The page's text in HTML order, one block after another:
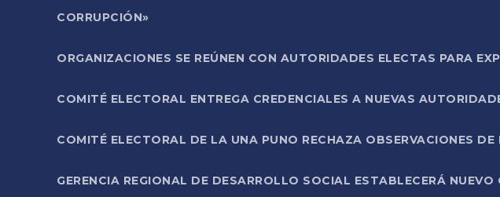
CORRUPCIÓN»
ORGANIZACIONES SE REÚNEN CON AUTORIDADES ELECTAS PARA
COMITÉ ELECTORAL ENTREGA CREDENCIALES A NUEVAS
COMITÉ ELECTORAL DE LA UNA PUNO RECHAZA OBSERVACIONES
GERENCIA REGIONAL DE DESARROLLO SOCIAL ESTABLECERÁ